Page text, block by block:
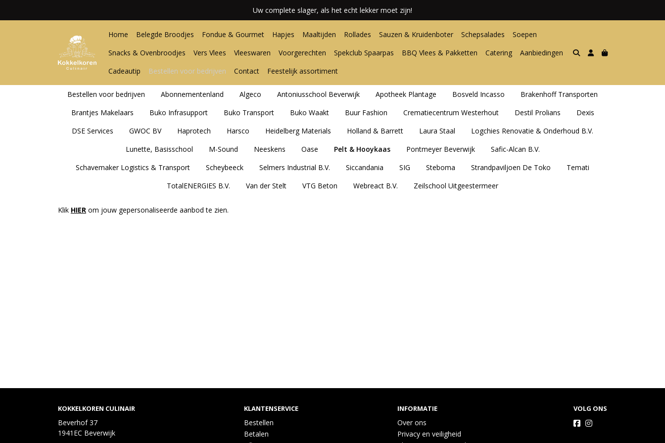
Uw complete slager, als het echt lekker moet zijn!
Home Belegde Broodjes Fondue & Gourmet Hapjes Maaltijden Rollades Sauzen & Kruidenboter Schepsalades
Soepen
Snacks & Ovenbroodjes
Vers Vlees Vleeswaren Voorgerechten Spekclub Spaarpas BBQ Vlees & Pakketten Catering
Aanbiedingen
Cadeautip
Bestellen voor bedrijven Contact Feestelijk assortiment
Bestellen voor bedrijven Abonnementenland Algeco Antoniusschool Beverwijk Apotheek Plantage Bosveld Incasso
Brakenhoff Transporten
Brantjes Makelaars
Buko Infrasupport Buko Transport Buko Waakt Buur Fashion Crematiecentrum Westerhout Destil Prolians
Dexis
DSE Services
GWOC BV Haprotech Harsco Heidelberg Materials Holland & Barrett Laura Staal
Logchies Renovatie & Onderhoud B.V.
Lunette, Basisschool
M-Sound Neeskens Oase Pelt & Hooykaas Pontmeyer Beverwijk
Safic-Alcan B.V.
Schavemaker Logistics & Transport
Scheybeeck Selmers Industrial B.V. Siccandania SIG Steboma Strandpaviljoen De Toko
Temati
TotalENERGIES B.V.
Van der Stelt VTG Beton Webreact B.V. Zeilschool Uitgeestermeer
Klik HIER om jouw gepersonaliseerde aanbod te zien.
KOKKELKOREN CULINAIR
Beverhof 37
1941EC Beverwijk
KLANTENSERVICE
Bestellen
Betalen
INFORMATIE
Over ons
Privacy en veiligheid
VOLG ONS